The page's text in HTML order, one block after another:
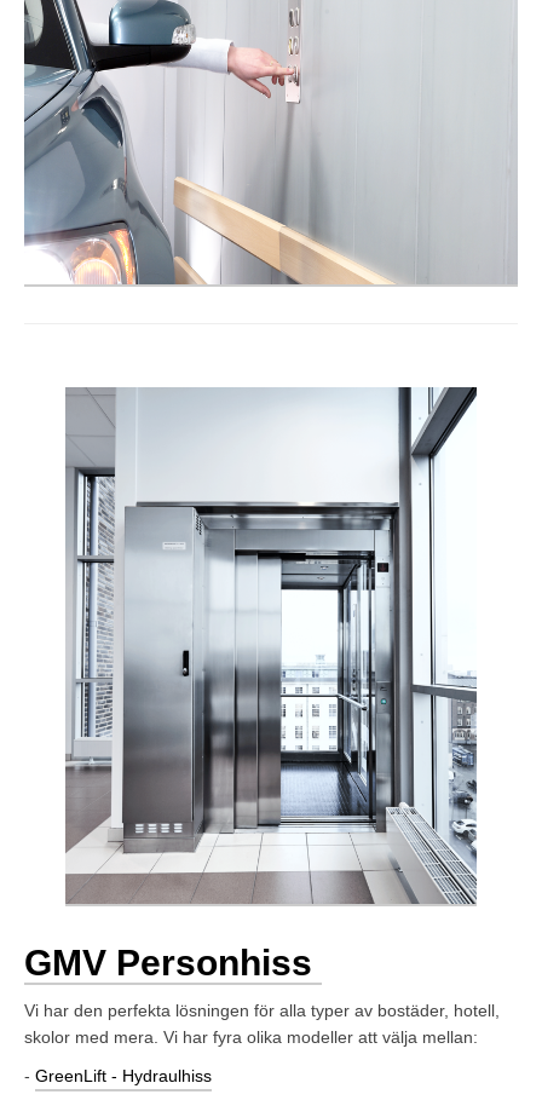
GMV Personhiss
Vi har den perfekta lösningen för alla typer av bostäder, hotell,
skolor med mera. Vi har fyra olika modeller att välja mellan:
- GreenLift - Hydraulhiss